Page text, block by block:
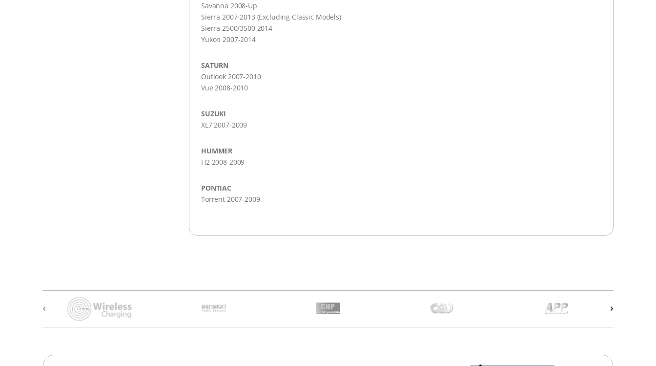
Savanna 2008-Up
Sierra 2007-2013 (Excluding Classic Models)
Sierra 2500/3500 2014
Yukon 2007-2014
SATURN
Outlook 2007-2010
Vue 2008-2010
SUZUKI
XL7 2007-2009
HUMMER
H2 2008-2009
PONTIAC
Torrent 2007-2009